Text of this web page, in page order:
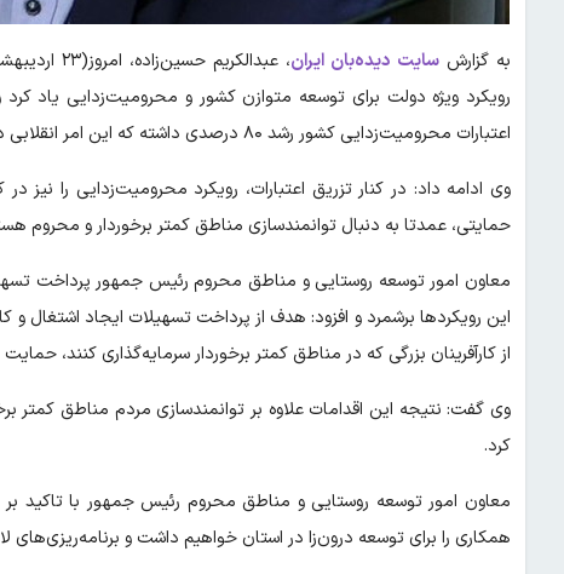
به گزارشسایت دیده‌بان ایران
،
رویکرد ویژه دولت برای توسعه متوازن کشور و محرومیت‌زدایی یاد
اعتبارات محرومیت‌زدایی کشور رشد ۸۰ درصدی داشته که این امر انقلابی در حوزه اعتبارات محرومیت‌زدایی به شمار می‌رود.
وی ادامه داد: در کنار تزریق اعتبارات، رویکرد محرومیت‌زدایی را نیز
حمایتی، عمدتا به دنبال توانمندسازی مناطق کمتر برخوردار و محروم
معاون امور توسعه روستایی و مناطق محروم رئیس جمهور پرداخت
این رویکردها برشمرد و افزود: هدف از پرداخت تسهیلات ایجاد اشتغال
از کارآفرینان بزرگی که در مناطق کمتر برخوردار سرمایه‌گذاری کنند،
وی گفت: نتیجه این اقدامات علاوه بر توانمندسازی مردم مناطق
کرد.
معاون امور توسعه روستایی و مناطق محروم رئیس جمهور با تاکید بر
همکاری را برای توسعه درون‌زا در استان خواهیم داشت و